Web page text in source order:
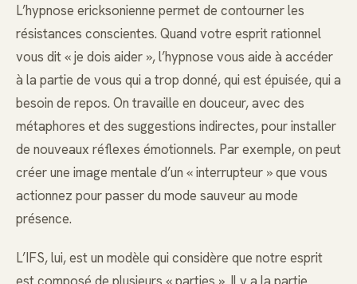
L’hypnose ericksonienne permet de contourner les
résistances conscientes. Quand votre esprit rationnel
vous dit « je dois aider », l’hypnose vous aide à accéder
à la partie de vous qui a trop donné, qui est épuisée, qui a
besoin de repos. On travaille en douceur, avec des
métaphores et des suggestions indirectes, pour installer
de nouveaux réflexes émotionnels. Par exemple, on peut
créer une image mentale d’un « interrupteur » que vous
actionnez pour passer du mode sauveur au mode
présence.
L’IFS, lui, est un modèle qui considère que notre esprit